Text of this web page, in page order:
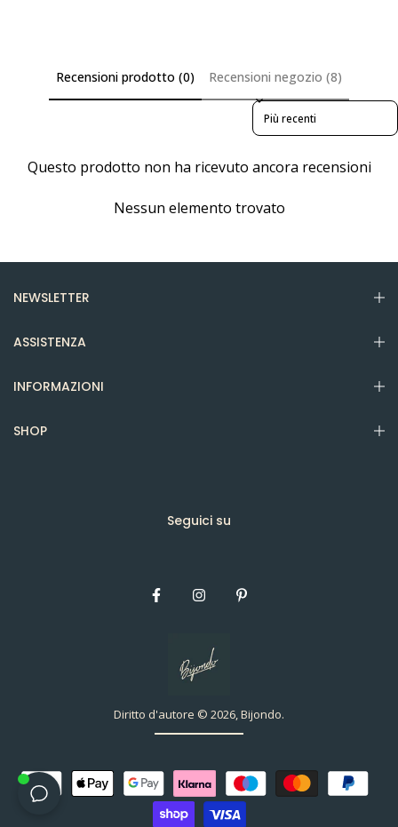
Recensioni prodotto (0) Recensioni negozio (8)
Sort reviews by
Questo prodotto non ha ricevuto ancora recensioni
Nessun elemento trovato
NEWSLETTER
ASSISTENZA
INFORMAZIONI
SHOP
Seguici su
Diritto d'autore © 2026, Bijondo.